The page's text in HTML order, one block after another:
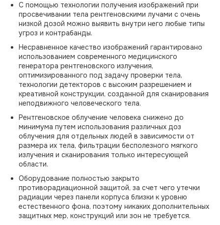
С помощью технологии получения изображений при
просвечивании тела рентгеновскими лучами с очень
низкой дозой можно выявить внутри него любые типы
угроз и контрабанды.
Несравненное качество изображений гарантировано
использованием современного медицинского
генератора рентгеновского излучения,
оптимизированного под задачу проверки тела,
технологии детекторов с высоким разрешением и
креативной конструкции, созданной для сканирования
неподвижного человеческого тела.
Рентгеновское облучение человека снижено до
минимума путем использования различных доз
облучения для отдельных людей в зависимости от
размера их тела, фильтрации бесполезного мягкого
излучения и сканирования только интересующей
области.
Оборудование полностью закрыто
противорадиационной защитой, за счет чего утечки
радиации через панели корпуса близки к уровню
естественного фона, поэтому никаких дополнительных
защитных мер, конструкций или зон не требуется.